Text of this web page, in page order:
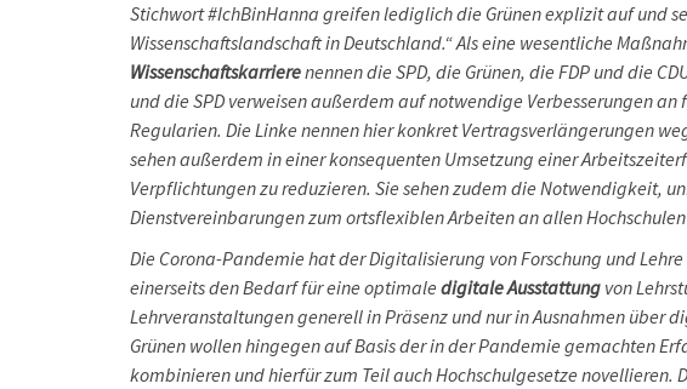
Stichwort #IchBinHanna greifen lediglich die Grünen explizit auf und
Wissenschaftslandschaft in Deutschland.“ Als eine wesentliche
Wissenschaftskarrierenennen die SPD, die Grünen, die FDP und die
und die SPD verweisen außerdem auf notwendige Verbesserungen
Regularien. Die Linke nennen hier konkret Vertragsverlängerungen
sehen außerdem in einer konsequenten Umsetzung einer
Verpflichtungen zu reduzieren. Sie sehen zudem die Notwendigkeit,
Dienstvereinbarungen zum ortsflexiblen Arbeiten an allen
Die Corona-Pandemie hat der Digitalisierung von Forschung und
einerseits den Bedarf für eine optimale digitale Ausstattung von
Lehrveranstaltungen generell in Präsenz und nur in Ausnahmen über
Grünen wollen hingegen auf Basis der in der Pandemie gemachten
kombinieren und hierfür zum Teil auch Hochschulgesetze